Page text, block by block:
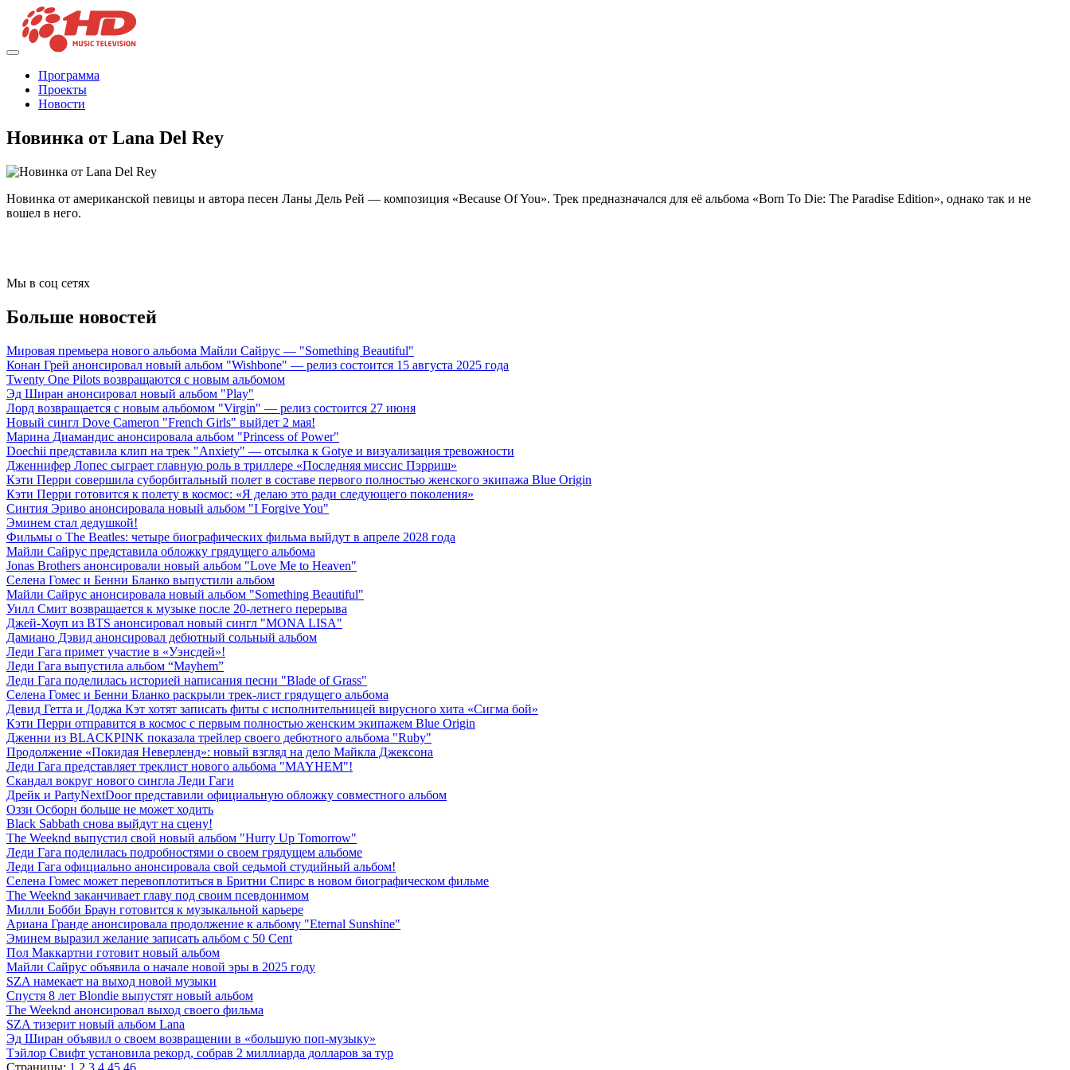
Программа
Проекты
Новости
Новинка от Lana Del Rey
Новинка от американской певицы и автора песен Ланы Дель Рей — композиция «Because Of You». Трек предназначался для её альбома «Born To Die: The Paradise Edition», однако так и не
вошел в него.
Мы в соц сетях
Больше новостей
Мировая премьера нового альбома Майли Сайрус — "Something Beautiful"
Конан Грей анонсировал новый альбом "Wishbone" — релиз состоится 15 августа 2025 года
Twenty One Pilots возвращаются с новым альбомом
Эд Ширан анонсировал новый альбом "Play"
Лорд возвращается с новым альбомом "Virgin" — релиз состоится 27 июня
Новый сингл Dove Cameron "French Girls" выйдет 2 мая!
Марина Диамандис анонсировала альбом "Princess of Power"
Doechii представила клип на трек "Anxiety" — отсылка к Gotye и визуализация тревожности
Дженнифер Лопес сыграет главную роль в триллере «Последняя миссис Пэрриш»
Кэти Перри совершила суборбитальный полет в составе первого полностью женского экипажа Blue Origin
Кэти Перри готовится к полету в космос: «Я делаю это ради следующего поколения»
Синтия Эриво анонсировала новый альбом "I Forgive You"
Эминем стал дедушкой!
Фильмы о The Beatles: четыре биографических фильма выйдут в апреле 2028 года
Майли Сайрус представила обложку грядущего альбома
Jonas Brothers анонсировали новый альбом "Love Me to Heaven"
Селена Гомес и Бенни Бланко выпустили альбом
Майли Сайрус анонсировала новый альбом "Something Beautiful"
Уилл Смит возвращается к музыке после 20-летнего перерыва
Джей-Хоуп из BTS анонсировал новый сингл "MONA LISA"
Дамиано Дэвид анонсировал дебютный сольный альбом
Леди Гага примет участие в «Уэнсдей»!
Леди Гага выпустила альбом “Mayhem”
Леди Гага поделилась историей написания песни "Blade of Grass"
Селена Гомес и Бенни Бланко раскрыли трек-лист грядущего альбома
Девид Гетта и Доджа Кэт хотят записать фиты с исполнительницей вирусного хита «Сигма бой»
Кэти Перри отправится в космос с первым полностью женским экипажем Blue Origin
Дженни из BLACKPINK показала трейлер своего дебютного альбома "Ruby"
Продолжение «Покидая Неверленд»: новый взгляд на дело Майкла Джексона
Леди Гага представляет треклист нового альбома "MAYHEM"!
Скандал вокруг нового сингла Леди Гаги
Дрейк и PartyNextDoor представили официальную обложку совместного альбом
Оззи Осборн больше не может ходить
Black Sabbath снова выйдут на сцену!
The Weeknd выпустил свой новый альбом "Hurry Up Tomorrow"
Леди Гага поделилась подробностями о своем грядущем альбоме
Леди Гага официально анонсировала свой седьмой студийный альбом!
Селена Гомес может перевоплотиться в Бритни Спирс в новом биографическом фильме
The Weeknd заканчивает главу под своим псевдонимом
Милли Бобби Браун готовится к музыкальной карьере
Ариана Гранде анонсировала продолжение к альбому "Eternal Sunshine"
Эминем выразил желание записать альбом с 50 Cent
Пол Маккартни готовит новый альбом
Майли Сайрус объявила о начале новой эры в 2025 году
SZA намекает на выход новой музыки
Спустя 8 лет Blondie выпустят новый альбом
The Weeknd анонсировал выход своего фильма
SZA тизерит новый альбом Lana
Эд Ширан объявил о своем возвращении в «большую поп-музыку»
Тэйлор Свифт установила рекорд, собрав 2 миллиарда долларов за тур
Страницы: 1 2 3 4 45 46